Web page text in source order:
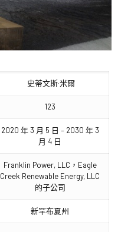
史蒂文斯·米爾
123
2020 年 3 月 5 日 – 2030 年 3
月 4 日
Franklin Power, LLC，Eagle
Creek Renewable Energy, LLC
的子公司
新罕布夏州